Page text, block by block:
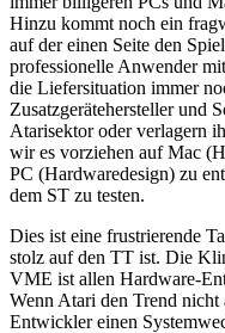
Hinzu kommt noch ein
auf der einen Seite den
professionelle Anwender
die Liefersituation immer
Zusatzgerätehersteller und
Atarisektor oder verlagern
wir es vorziehen auf Mac
PC (Hardwaredesign) zu
dem ST zu testen.
Dies ist eine frustrierende
stolz auf den TT ist. Die
VME ist allen Hardware-
Wenn Atari den Trend
Entwickler einen